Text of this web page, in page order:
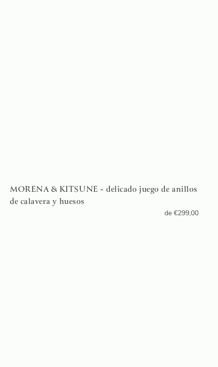
MORENA & KITSUNE - delicado juego de anillos
de calavera y huesos
de €299,00